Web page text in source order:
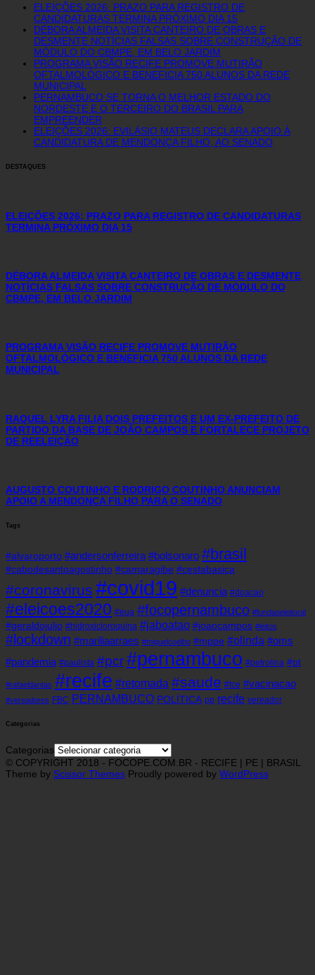
ELEIÇÕES 2026: PRAZO PARA REGISTRO DE
CANDIDATURAS TERMINA PRÓXIMO DIA 15
DÉBORA ALMEIDA VISITA CANTEIRO DE OBRAS E
DESMENTE NOTÍCIAS FALSAS SOBRE CONSTRUÇÃO DE
MÓDULO DO CBMPE, EM BELO JARDIM
PROGRAMA VISÃO RECIFE PROMOVE MUTIRÃO
OFTALMOLÓGICO E BENEFICIA 750 ALUNOS DA REDE
MUNICIPAL
PERNAMBUCO SE TORNA O MELHOR ESTADO DO
NORDESTE E O TERCEIRO DO BRASIL PARA
EMPREENDER
ELEIÇÕES 2026: EVILÁSIO MATEUS DECLARA APOIO À
CANDIDATURA DE MENDONÇA FILHO, AO SENADO
DESTAQUES
ELEIÇÕES 2026: PRAZO PARA REGISTRO DE CANDIDATURAS
TERMINA PRÓXIMO DIA 15
DÉBORA ALMEIDA VISITA CANTEIRO DE OBRAS E DESMENTE
NOTÍCIAS FALSAS SOBRE CONSTRUÇÃO DE MÓDULO DO
CBMPE, EM BELO JARDIM
PROGRAMA VISÃO RECIFE PROMOVE MUTIRÃO
OFTALMOLÓGICO E BENEFICIA 750 ALUNOS DA REDE
MUNICIPAL
RAQUEL LYRA FILIA DOIS PREFEITOS E UM EX-PREFEITO DE
PARTIDO DA BASE DE JOÃO CAMPOS E FORTALECE PROJETO
DE REELEIÇÃO
AUGUSTO COUTINHO E RODRIGO COUTINHO ANUNCIAM
APOIO A MENDONÇA FILHO PARA O SENADO
Tags
#alvaroporto #andersonferreira #bolsonaro #brasil
#cabodesantoagostinho #camaragibe #cestabasica
#coronavirus #covid19 #denuncia #doacao
#eleicoes2020 #eua #focopernambuco #fundaoeleitoral
#geraldojulio #hidroxicloroquina #jaboatao #joaocampos #leitos
#lockdown #mariliaarraes #miguelcoelho #mppe #olinda #oms
#pandemia #paulista #pcr#pernambuco #petrolina #pt
#rafaeldantas #recife #retomada #saude #tce #vacinacao
#vereadores FBC PERNAMBUCO POLÍTICA pp recife vereador
Categorias
Categorias
© COPYRIGHT 2018 - FOCOPE.COM.BR - RECIFE | PE | BRASIL
Theme by Scissor Themes Proudly powered by WordPress